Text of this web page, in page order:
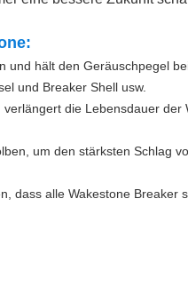
hält den Geräuschpegel
und Breaker Shell usw.
die Lebensdauer der
um den stärksten Schlag
dass alle Wakestone Breaker